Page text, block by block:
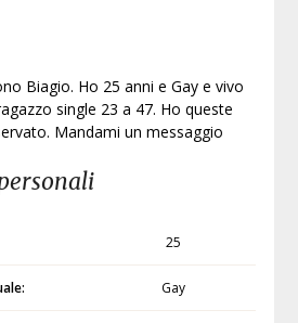
Biagio. Ho 25 anni e Gay e vivo
single 23 a 47. Ho queste
Mandami un messaggio
25
Gay